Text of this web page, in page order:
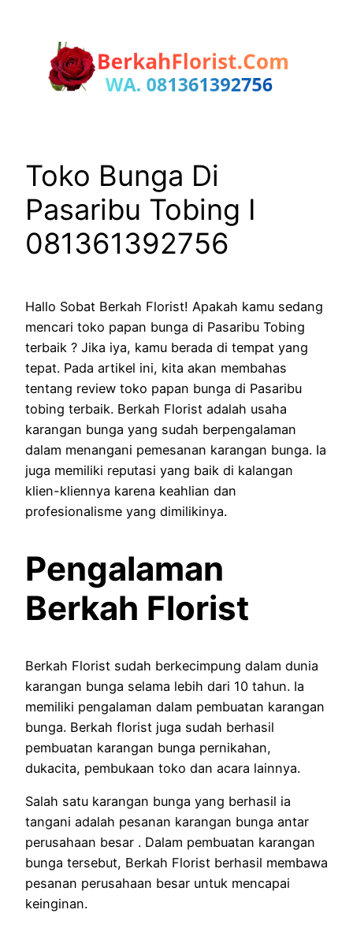
Toko Bunga Di
Pasaribu Tobing I
081361392756
Hallo Sobat Berkah Florist! Apakah kamu sedang
mencari toko papan bunga di Pasaribu Tobing
terbaik ? Jika iya, kamu berada di tempat yang
tepat. Pada artikel ini, kita akan membahas
tentang review toko papan bunga di Pasaribu
tobing terbaik. Berkah Florist adalah usaha
karangan bunga yang sudah berpengalaman
dalam menangani pemesanan karangan bunga. Ia
juga memiliki reputasi yang baik di kalangan
klien-kliennya karena keahlian dan
profesionalisme yang dimilikinya.
Pengalaman
Berkah Florist
Berkah Florist sudah berkecimpung dalam dunia
karangan bunga selama lebih dari 10 tahun. Ia
memiliki pengalaman dalam pembuatan karangan
bunga. Berkah florist juga sudah berhasil
pembuatan karangan bunga pernikahan,
dukacita, pembukaan toko dan acara lainnya.
Salah satu karangan bunga yang berhasil ia
tangani adalah pesanan karangan bunga antar
perusahaan besar . Dalam pembuatan karangan
bunga tersebut, Berkah Florist berhasil membawa
pesanan perusahaan besar untuk mencapai
keinginan.